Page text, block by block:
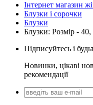
Інтернет магазин
Блузки і сорочки
Блузки
Блузки: Розмір -
Підписуйтесь і
Новинки, цікаві
рекомендації